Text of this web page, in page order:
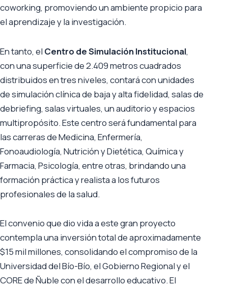
coworking, promoviendo un ambiente propicio para
el aprendizaje y la investigación.
En tanto, el Centro de Simulación Institucional,
con una superficie de 2.409 metros cuadrados
distribuidos en tres niveles, contará con unidades
de simulación clínica de baja y alta fidelidad, salas de
debriefing, salas virtuales, un auditorio y espacios
multipropósito. Este centro será fundamental para
las carreras de Medicina, Enfermería,
Fonoaudiología, Nutrición y Dietética, Química y
Farmacia, Psicología, entre otras, brindando una
formación práctica y realista a los futuros
profesionales de la salud.
El convenio que dio vida a este gran proyecto
contempla una inversión total de aproximadamente
$15 mil millones, consolidando el compromiso de la
Universidad del Bío-Bío, el Gobierno Regional y el
CORE de Ñuble con el desarrollo educativo. El